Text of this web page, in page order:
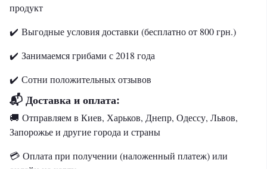
продукт
✔️ Выгодные условия доставки (бесплатно от 800 грн.)
✔️ Занимаемся грибами с 2018 года
✔️ Сотни положительных отзывов
📬 Доставка и оплата:
🚚 Отправляем в Киев, Харьков, Днепр, Одессу, Львов,
Запорожье и другие города и страны
💳 Оплата при получении (наложенный платеж) или